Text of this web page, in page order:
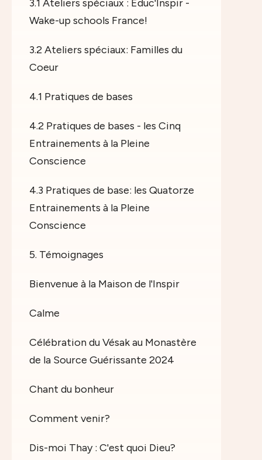
3.1 Ateliers spéciaux : Educ'Inspir -
Wake-up schools France!
3.2 Ateliers spéciaux: Familles du
Coeur
4.1 Pratiques de bases
4.2 Pratiques de bases - les Cinq
Entrainements à la Pleine
Conscience
4.3 Pratiques de base: les Quatorze
Entrainements à la Pleine
Conscience
5. Témoignages
Bienvenue à la Maison de l'Inspir
Calme
Célébration du Vésak au Monastère
de la Source Guérissante 2024
Chant du bonheur
Comment venir?
Dis-moi Thay : C'est quoi Dieu?